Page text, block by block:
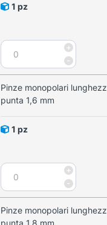
1 pz
-
Pinze
monopolari
lunghezza
145
mm
mm
+
Pinze monopolari
punta 1,6 mm
1 pz
-
Pinze
monopolari
lunghezza
180
mm
+
Pinze monopolari
punta 1,8 mm